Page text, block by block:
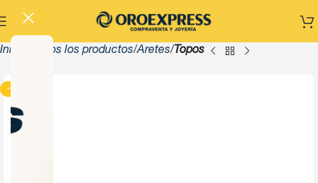
Inicio Todos los productos Aretes Topos
-13%